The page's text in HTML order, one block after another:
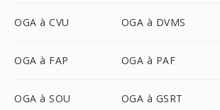
OGA à CVU OGA à DVMS
OGA à FAP OGA à PAF
OGA à SOU OGA à GSRT